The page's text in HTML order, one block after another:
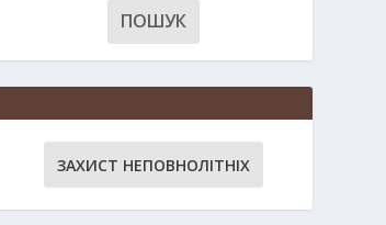
ЗАХИСТ НЕПОВНОЛІТНІХ